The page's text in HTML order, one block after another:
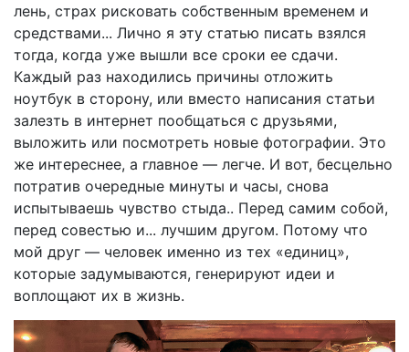
лень, страх рисковать собственным временем и
средствами... Лично я эту статью писать взялся
тогда, когда уже вышли все сроки ее сдачи.
Каждый раз находились причины отложить
ноутбук в сторону, или вместо написания статьи
залезть в интернет пообщаться с друзьями,
выложить или посмотреть новые фотографии. Это
же интереснее, а главное — легче. И вот, бесцельно
потратив очередные минуты и часы, снова
испытываешь чувство стыда.. Перед самим собой,
перед совестью и... лучшим другом. Потому что
мой друг — человек именно из тех «единиц»,
которые задумываются, генерируют идеи и
воплощают их в жизнь.